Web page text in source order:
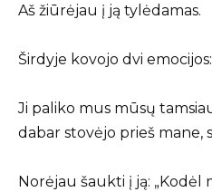
Aš žiūrėjau į ją tylėdamas.
Širdyje kovojo dvi
Ji paliko mus mūsų
dabar stovėjo prieš mane,
Norėjau šaukti į ją: „Kodėl